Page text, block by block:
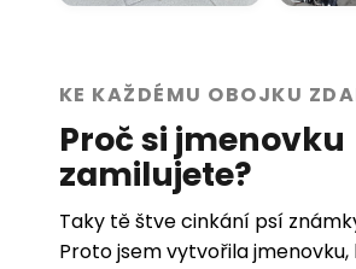
KE KAŽDÉMU OBOJKU
Proč si jmenovku
zamilujete?
Taky tě štve cinkání psí
Proto jsem vytvořila